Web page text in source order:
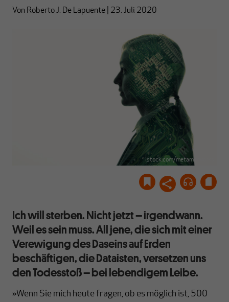
Von Roberto J. De Lapuente 23. Juli 2020
istock.com/metamorworks
Ich will sterben. Nicht jetzt – irgendwann.
Weil es sein muss. All jene, die sich mit einer
Verewigung des Daseins auf Erden
beschäftigen, die Dataisten, versetzen uns
den Todesstoß – bei lebendigem Leibe.
»Wenn Sie mich heute fragen, ob es möglich ist, 500